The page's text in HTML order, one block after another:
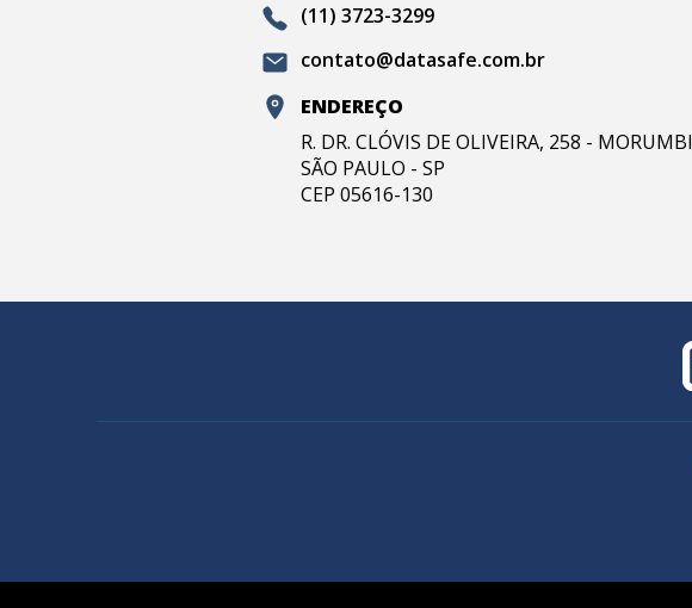
(11) 3723-3299
contato@datasafe.com.br
ENDEREÇO
R. DR. CLÓVIS DE OLIVEIRA, 258 - MORUMBI
SÃO PAULO - SP
CEP 05616-130